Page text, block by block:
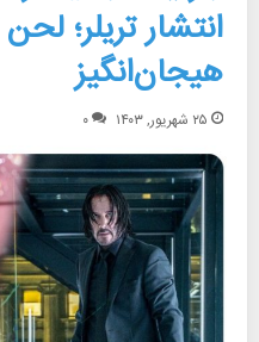
انتشار تریلر؛
هیجان‌انگیز
۲۵ شهریور, ۱۴۰۳ ۰